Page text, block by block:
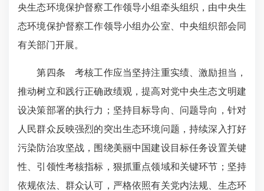
央生态环境保护督察工作领导小组牵头组织，由中央生
态环境保护督察工作领导小组办公室、中央组织部会同
有关部门开展。
第四条 考核工作应当坚持注重实绩、激励担当，
推动树立和践行正确政绩观，提高对党中央生态文明建
设决策部署的执行力；坚持目标导向、问题导向，针对
人民群众反映强烈的突出生态环境问题，持续深入打好
污染防治攻坚战，围绕美丽中国建设目标任务设置关键
性、引领性考核指标，狠抓重点领域和关键环节；坚持
依规依法、群众认可，严格依照有关党内法规、 生态环